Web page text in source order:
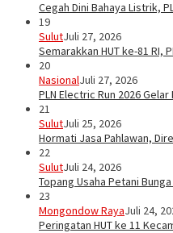
Cegah Dini Bahaya Listrik,
19
SulutJuli 27, 2026
Semarakkan HUT ke-81 RI,
20
NasionalJuli 27, 2026
PLN Electric Run 2026
21
SulutJuli 25, 2026
Hormati Jasa Pahlawan,
22
SulutJuli 24, 2026
Topang Usaha Petani
23
Mongondow RayaJuli 24,
Peringatan HUT ke 11